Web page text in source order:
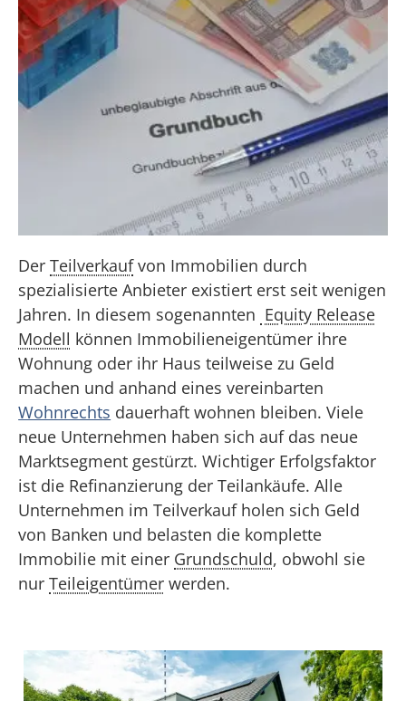
DerTeilverkaufvon Immobilien durch
spezialisierte Anbieter existiert erst seit wenigen
Jahren. In diesem sogenannten Equity Release
Modell können Immobilieneigentümer ihre
Wohnung oder ihr Haus teilweise zu Geld
machen und anhand eines vereinbarten
Wohnrechts dauerhaft wohnen bleiben. Viele
neue Unternehmen haben sich auf das neue
Marktsegment gestürzt. Wichtiger Erfolgsfaktor
ist die Refinanzierung der Teilankäufe. Alle
Unternehmen im Teilverkauf holen sich Geld
von Banken und belasten die komplette
Immobilie mit einer Grundschuld, obwohl sie
nurTeileigentümer werden.